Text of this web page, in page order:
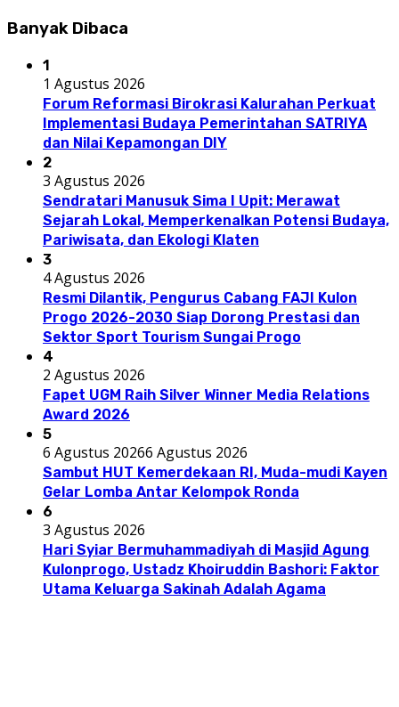
Banyak Dibaca
1
1 Agustus 2026
Forum Reformasi Birokrasi Kalurahan Perkuat
Implementasi Budaya Pemerintahan SATRIYA
dan Nilai Kepamongan DIY
2
3 Agustus 2026
Sendratari Manusuk Sima I Upit: Merawat
Sejarah Lokal, Memperkenalkan Potensi Budaya,
Pariwisata, dan Ekologi Klaten
3
4 Agustus 2026
Resmi Dilantik, Pengurus Cabang FAJI Kulon
Progo 2026-2030 Siap Dorong Prestasi dan
Sektor Sport Tourism Sungai Progo
4
2 Agustus 2026
Fapet UGM Raih Silver Winner Media Relations
Award 2026
5
6 Agustus 20266 Agustus 2026
Sambut HUT Kemerdekaan RI, Muda-mudi Kayen
Gelar Lomba Antar Kelompok Ronda
6
3 Agustus 2026
Hari Syiar Bermuhammadiyah di Masjid Agung
Kulonprogo, Ustadz Khoiruddin Bashori: Faktor
Utama Keluarga Sakinah Adalah Agama